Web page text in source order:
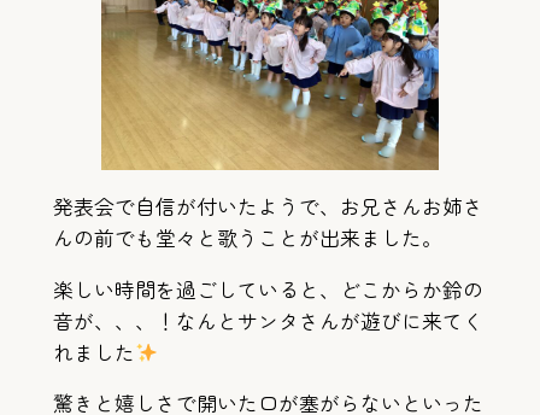
発表会で自信が付いたようで、お兄さんお姉さ
んの前でも堂々と歌うことが出来ました。
楽しい時間を過ごしていると、どこからか鈴の
音が、、、！なんとサンタさんが遊びに来てく
れました
驚きと嬉しさで開いた口が塞がらないといった